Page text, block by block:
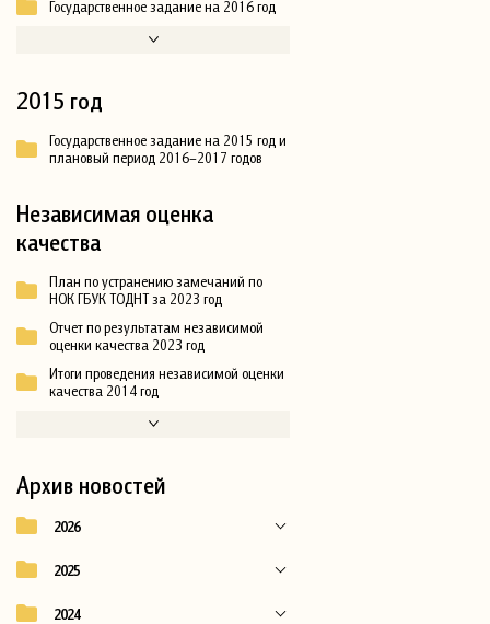
Государственное задание на 2016 год
2015 год
Государственное задание на 2015 год и
плановый период 2016–2017 годов
Независимая оценка
качества
План по устранению замечаний по
НОК ГБУК ТОДНТ за 2023 год
Отчет по результатам независимой
оценки качества 2023 год
Итоги проведения независимой оценки
качества 2014 год
Архив новостей
2026
2025
2024